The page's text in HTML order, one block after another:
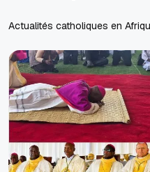
Actualités catholiques en